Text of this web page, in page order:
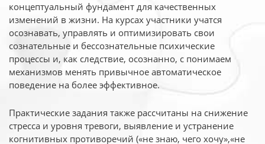
концептуальный фундамент для качественных
изменений в жизни. На курсах участники учатся
осознавать, управлять и оптимизировать свои
сознательные и бессознательные психические
процессы и, как следствие, осознанно, с понимаем
механизмов менять привычное автоматическое
поведение на более эффективное.
Практические задания также рассчитаны на снижение
стресса и уровня тревоги, выявление и устранение
когнитивных противоречий («не знаю, чего хочу»,«не